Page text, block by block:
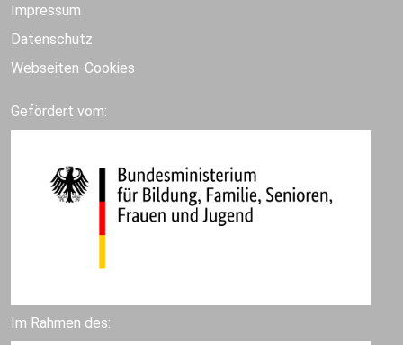
Impressum
Datenschutz
Webseiten-Cookies
Gefördert vom:
Im Rahmen des: